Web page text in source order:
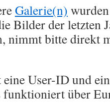
Galerie(n)
Bilder der letzten
nimmt bitte direkt
User-ID und
funktioniert über